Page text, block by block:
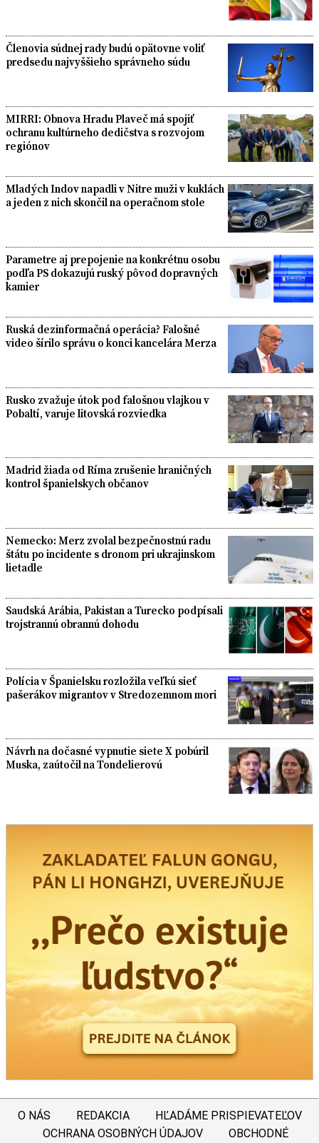
Členovia súdnej rady budú opätovne voliť
predsedu najvyššieho správneho súdu
MIRRI: Obnova Hradu Plaveč má spojiť
ochranu kultúrneho dedičstva s rozvojom
regiónov
Mladých Indov napadli v Nitre muži v kuklách
a jeden z nich skončil na operačnom stole
Parametre aj prepojenie na konkrétnu osobu
podľa PS dokazujú ruský pôvod dopravných
kamier
Ruská dezinformačná operácia? Falošné
video šírilo správu o konci kancelára Merza
Rusko zvažuje útok pod falošnou vlajkou v
Pobaltí, varuje litovská rozviedka
Madrid žiada od Ríma zrušenie hraničných
kontrol španielskych občanov
Nemecko: Merz zvolal bezpečnostnú radu
štátu po incidente s dronom pri ukrajinskom
lietadle
Saudská Arábia, Pakistan a Turecko podpísali
trojstrannú obrannú dohodu
Polícia v Španielsku rozložila veľkú sieť
pašerákov migrantov v Stredozemnom mori
Návrh na dočasné vypnutie siete X pobúril
Muska, zaútočil na Tondelierovú
O NÁS REDAKCIA
HĽADÁME PRISPIEVATEĽOV
OCHRANA OSOBNÝCH ÚDAJOV
OBCHODNÉ